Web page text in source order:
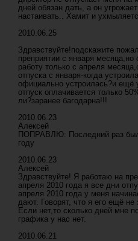
дней обязан дать, а он
настаивать.. Хамит и
2010.06.25
Здравствуйте!подскажите
преприятии с января
работу только с апреля
отпуска с января-когда
официально устроилась?и ещё
отпуск оплачивается только
ли?заранее багодарна!!!
2010.06.23
Алексей
ПОПРАВЛЮ: Последний раз был
году
2010.06.23
Алексей
Здравствуйте! Я работаю на
апреля 2010 года я все дни
апреля 2010 года у меня
дают. Говорят, что я его ещё
Если нет,то сколько дней мне
графика у нас нет.
2010.06.21